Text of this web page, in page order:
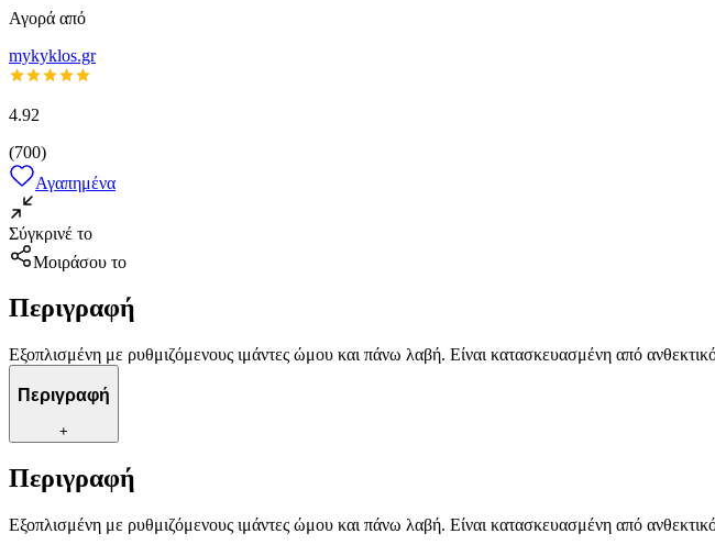
Αγορά από
mykyklos.gr
4.92
(700)
Αγαπημένα
Σύγκρινέ το
Μοιράσου το
Περιγραφή
Εξοπλισμένη με ρυθμιζόμενους ιμάντες ώμου και πάνω λαβή. Είναι κατασκευασμένη από
Περιγραφή
+
Περιγραφή
Εξοπλισμένη με ρυθμιζόμενους ιμάντες ώμου και πάνω λαβή. Είναι κατασκευασμένη από